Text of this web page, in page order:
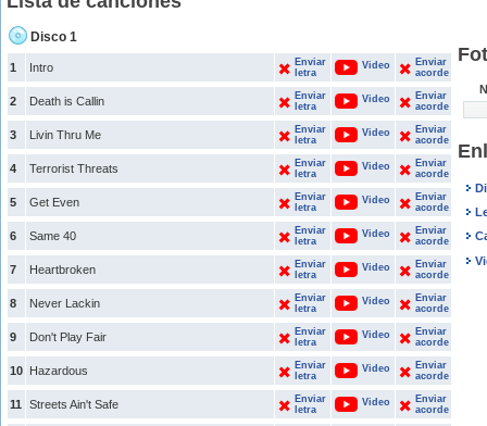
Disco 1
1 Intro
Enviar
letra
Video
Enviar
acorde
2 Death is Callin
Enviar
letra
Video
Enviar
acorde
3 Livin Thru Me
Enviar
letra
Video
Enviar
acorde
4 Terrorist Threats
Enviar
letra
Video
Enviar
acorde
5 Get Even
Enviar
letra
Video
Enviar
acorde
6 Same 40
Enviar
letra
Video
Enviar
acorde
7 Heartbroken
Enviar
letra
Video
Enviar
acorde
8 Never Lackin
Enviar
letra
Video
Enviar
acorde
9 Don't Play Fair
Enviar
letra
Video
Enviar
acorde
10 Hazardous
Enviar
letra
Video
Enviar
acorde
11 Streets Ain't Safe
Enviar
letra
Video
Enviar
acorde